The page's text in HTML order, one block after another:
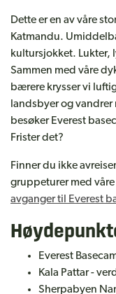
Dette er en av våre
Katmandu.
kultursjokket. Lukter,
Sammen med våre
bærere krysser vi
landsbyer og vandrer
besøker Everest
Frister det?
Finner du ikke
gruppeturer med
avganger til Everest
Everest
Kala Pattar -
Sherpabyen